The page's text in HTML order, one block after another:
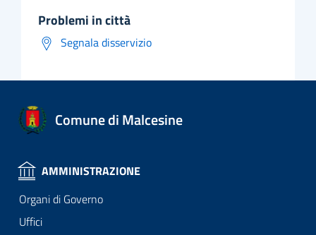
problemi in città
Segnala disservizio
Comune di Malcesine
AMMINISTRAZIONE
Organi di Governo
Uffici